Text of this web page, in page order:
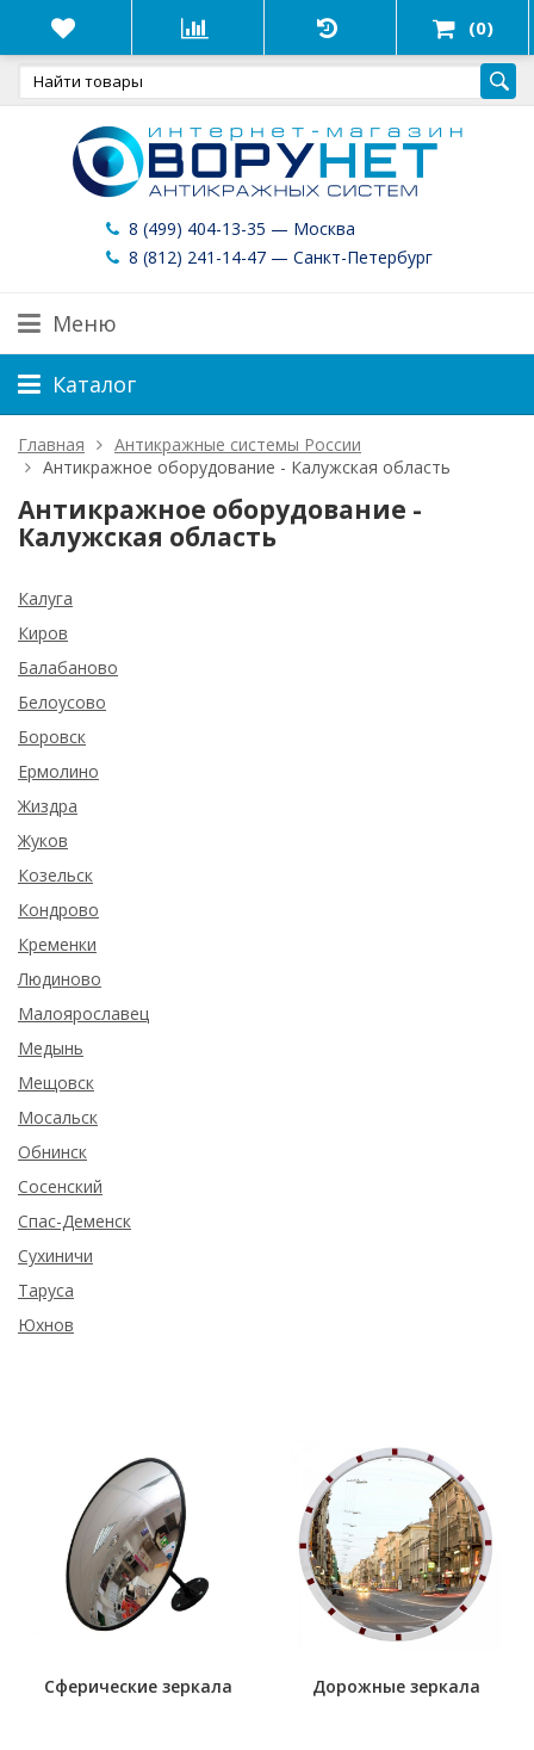
(0)
8 (499) 404-13-35 — Москва
8 (812) 241-14-47 — Санкт-Петербург
Меню
Каталог
Главная
Антикражные системы России
Антикражное оборудование - Калужская область
Антикражное оборудование -
Калужская область
Калуга
Киров
Балабаново
Белоусово
Боровск
Ермолино
Жиздра
Жуков
Козельск
Кондрово
Кременки
Людиново
Малоярославец
Медынь
Мещовск
Мосальск
Обнинск
Сосенский
Спас-Деменск
Сухиничи
Таруса
Юхнов
Сферические зеркала Дорожные зеркала